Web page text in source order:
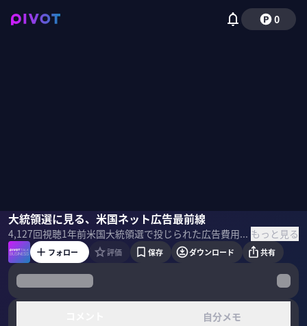
0
大統領選に見る、米国ネット広告最前線
4,127回視聴1年前 米国大統領選で投じられた広告費用はおよそ２兆円。中でも、ターゲットを絞ったネット広告の存在感が急拡大している。トランプはいかにネットマーケを駆使したのか？今、米国のネット広告市場で何が起きているのか？マクビーの千葉知裕社長に聞いた。 もっと見る
千葉知裕佐々木紀彦
フォロー 評価 保存 ダウンロード 共有
自分メモ